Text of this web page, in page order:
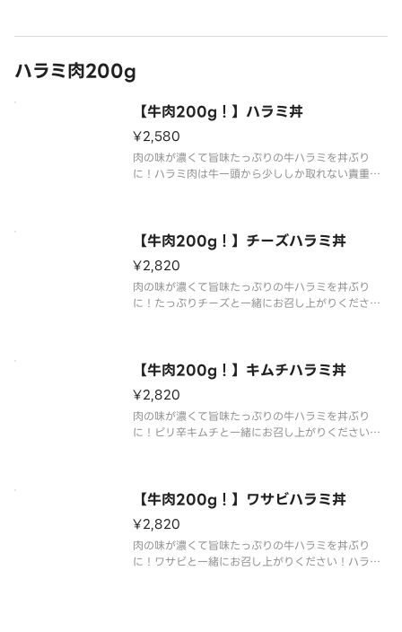
ハラミ肉200g
【牛肉200g！】ハラミ丼
¥2,580
肉の味が濃くて旨味たっぷりの牛ハラミを丼ぶり
に！ハラミ肉は牛一頭から少ししか取れない貴重な
【牛肉200g！】チーズハラミ丼
¥2,820
肉の味が濃くて旨味たっぷりの牛ハラミを丼ぶり
に！たっぷりチーズと一緒にお召し上がりくださ
【牛肉200g！】キムチハラミ丼
¥2,820
肉の味が濃くて旨味たっぷりの牛ハラミを丼ぶり
に！ピリ辛キムチと一緒にお召し上がりください！
【牛肉200g！】ワサビハラミ丼
¥2,820
肉の味が濃くて旨味たっぷりの牛ハラミを丼ぶり
に！ワサビと一緒にお召し上がりください！ハラミ